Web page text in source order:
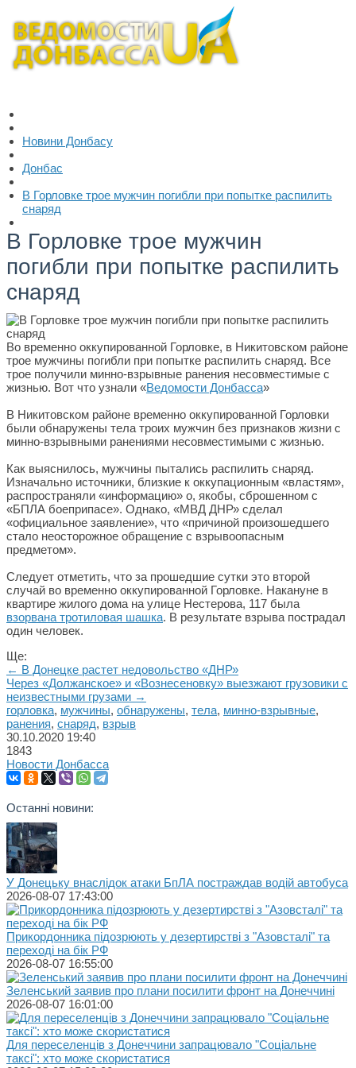
Новини Донбасу
Донбас
В Горловке трое мужчин погибли при попытке распилить
снаряд
В Горловке трое мужчин
погибли при попытке распилить
снаряд
Во временно оккупированной Горловке, в Никитовском районе
трое мужчины погибли при попытке распилить снаряд. Все
трое получили минно-взрывные ранения несовместимые с
жизнью. Вот что узнали «Ведомости Донбасса»
В Никитовском районе временно оккупированной Горловки
были обнаружены тела троих мужчин без признаков жизни с
минно-взрывными ранениями несовместимыми с жизнью.
Как выяснилось, мужчины пытались распилить снаряд.
Изначально источники, близкие к оккупационным «властям»,
распространяли «информацию» о, якобы, сброшенном с
«БПЛА боеприпасе». Однако, «МВД ДНР» сделал
«официальное заявление», что «причиной произошедшего
стало неосторожное обращение с взрывоопасным
предметом».
Следует отметить, что за прошедшие сутки это второй
случай во временно оккупированной Горловке. Накануне в
квартире жилого дома на улице Нестерова, 117 была
взорвана тротиловая шашка. В результате взрыва пострадал
один человек.
Ще:
← В Донецке растет недовольство «ДНР»
Через «Должанское» и «Вознесеновку» выезжают грузовики с
неизвестными грузами →
горловка, мужчины, обнаружены, тела, минно-взрывные,
ранения, снаряд, взрыв
30.10.2020 19:40
1843
Новости Донбасса
Останні новини:
У Донецьку внаслідок атаки БпЛА постраждав водій автобуса
2026-08-07 17:43:00
Прикордонника підозрюють у дезертирстві з "Азовсталі" та
переході на бік РФ
2026-08-07 16:55:00
Зеленський заявив про плани посилити фронт на Донеччині
2026-08-07 16:01:00
Для переселенців з Донеччини запрацювало "Соціальне
таксі": хто може скористатися